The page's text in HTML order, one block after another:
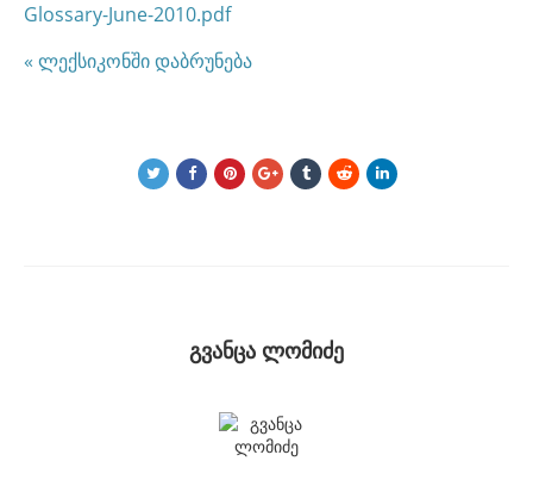
Glossary-June-2010.pdf
« ლექსიკონში დაბრუნება
გვანცა ლომიძე